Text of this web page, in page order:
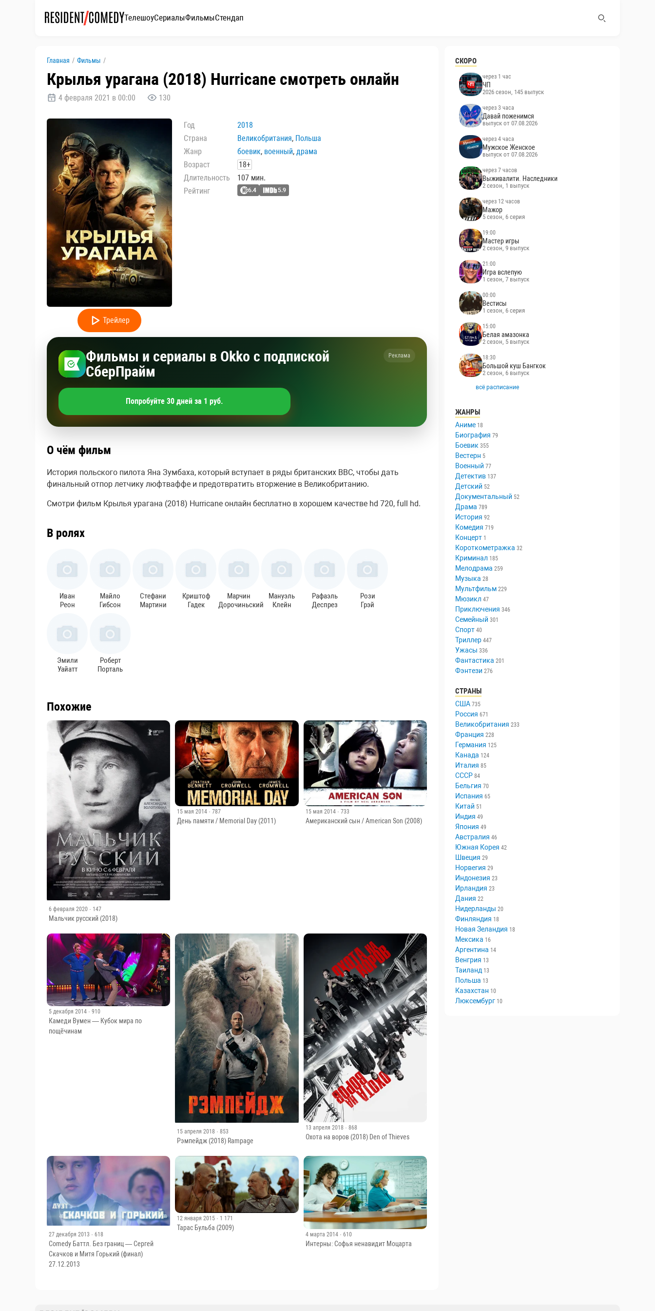
ТелешоуСериалыФильмыСтендап
Главная / Фильмы /
Крылья урагана (2018) Hurricane смотреть онлайн
4 февраля 2021 в 00:00 130
Трейлер
Год
2018
Страна
Великобритания, Польша
Жанр
боевик, военный, драма
Возраст
18+
Длительность
107 мин.
Рейтинг
6.4 5.9
Фильмы и сериалы в Okko с подпиской
СберПрайм
Реклама
Попробуйте 30 дней за 1 руб.
О чём фильм
История польского пилота Яна Зумбаха, который вступает в ряды британских ВВС, чтобы дать
финальный отпор летчику люфтваффе и предотвратить вторжение в Великобританию.
Смотри фильм Крылья урагана (2018) Hurricane онлайн бесплатно в хорошем качестве hd 720, full hd.
В ролях
Иван
Реон
Майло
Гибсон
Стефани
Мартини
Криштоф
Гадек
Марчин
Дорочиньский
Мануэль
Клейн
Рафаэль
Деспрез
Рози
Грэй
Эмили
Уайатт
Роберт
Порталь
Похожие
6 февраля 2020 · 147
Мальчик русский (2018)
15 апреля 2018 · 853
Рэмпейдж (2018) Rampage
13 апреля 2018 · 868
Охота на воров (2018) Den of Thieves
27 декабря 2013
СКОРО
через 1 час
ЧП
2026 сезон, 145 выпуск
через 3 часа
Давай поженимся
выпуск от 07.08.2026
через 4 часа
Мужское Женское
выпуск от 07.08.2026
через 7 часов
Выживалити. Наследники
2 сезон, 1 выпуск
через 12 часов
Мажор
5 сезон, 6 серия
19:00
Мастер игры
2 сезон, 9 выпуск
21:00
Игра вслепую
1 сезон, 7 выпуск
00:00
Вестисы
1 сезон, 6 серия
15:00
Белая амазонка
2 сезон, 5 выпуск
18:30
Большой куш Бангкок
2 сезон, 6 выпуск
всё расписание
ЖАНРЫ
Аниме 18
Биография
Боевик 355
Вестерн 5
Военный 77
Детектив 137
Детский 52
Документальный
Драма 789
История 92
Комедия 719
Концерт 1
Короткометражка
Криминал
Мелодрама 259
Музыка 28
Мультфильм 229
Мюзикл 47
Приключения
Семейный 301
Спорт 40
Триллер 447
Ужасы 336
Фэнтези
СТРАНЫ
США 735
Россия 671
Великобритания
Франция 228
Германия
Канада
Италия 85
СССР 84
Бельгия
Испания
Китай 51
Индия 49
Япония 49
Австралия
Южная Корея
Швеция 29
Норвегия 29
Индонезия
Ирландия 23
Дания 22
Нидерланды 20
Финляндия
Новая Зеландия
Мексика 16
Аргентина
Венгрия 13
Таиланд 13
Польша 13